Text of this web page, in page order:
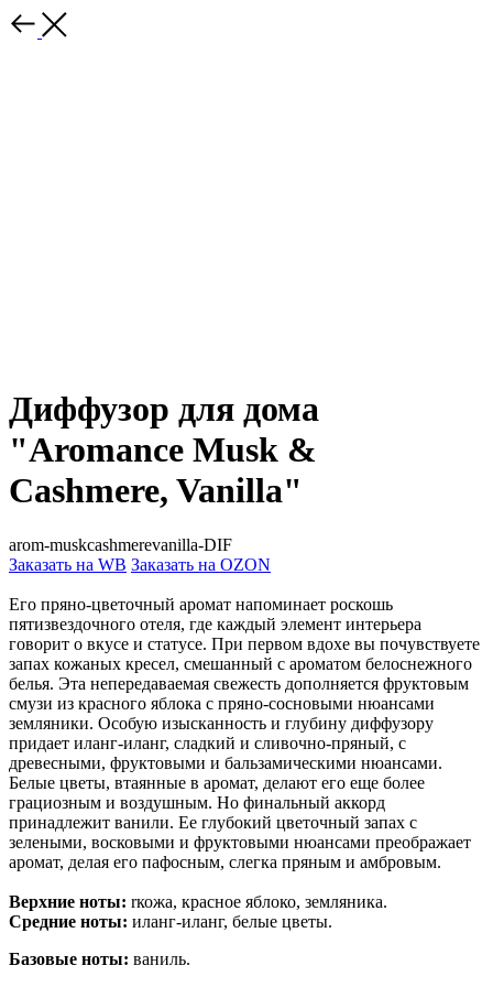
Диффузор для дома
"Aromance Musk &
Cashmere, Vanilla"
arom-muskcashmerevanilla-DIF
Заказать на WB Заказать на OZON
Его пряно-цветочный аромат напоминает роскошь
пятизвездочного отеля, где каждый элемент интерьера
говорит о вкусе и статусе. При первом вдохе вы почувствуете
запах кожаных кресел, смешанный с ароматом белоснежного
белья. Эта непередаваемая свежесть дополняется фруктовым
смузи из красного яблока с пряно-сосновыми нюансами
земляники. Особую изысканность и глубину диффузору
придает иланг-иланг, сладкий и сливочно-пряный, с
древесными, фруктовыми и бальзамическими нюансами.
Белые цветы, втаянные в аромат, делают его еще более
грациозным и воздушным. Но финальный аккорд
принадлежит ванили. Ее глубокий цветочный запах с
зелеными, восковыми и фруктовыми нюансами преображает
аромат, делая его пафосным, слегка пряным и амбровым.
Верхние ноты: rкожа, красное яблоко, земляника.
Средние ноты: иланг-иланг, белые цветы.
Базовые ноты: ваниль.